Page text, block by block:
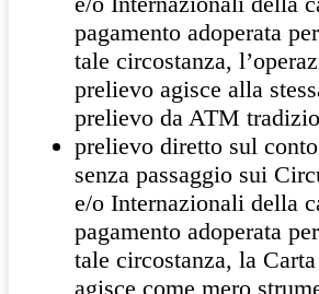
pagamento adoperata
tale circostanza,
prelievo agisce alla
prelievo da ATM
prelievo diretto sul
senza passaggio sui
e/o Internazionali della
pagamento adoperata
tale circostanza, la
agisce come mero